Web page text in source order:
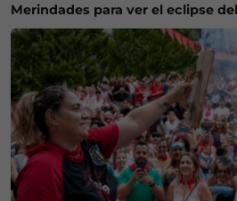
Merindades para ver el eclipse